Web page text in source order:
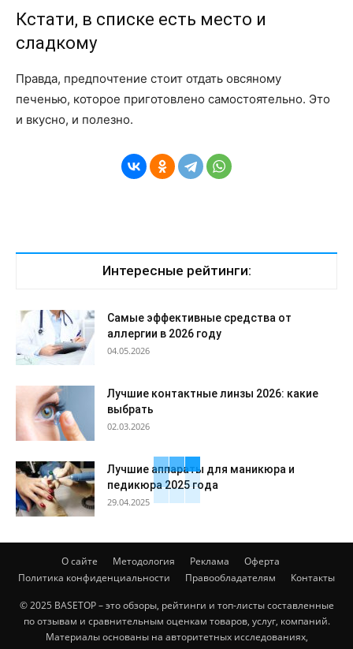
Кстати, в списке есть место и
сладкому
Правда, предпочтение стоит отдать овсяному
печенью, которое приготовлено самостоятельно. Это
и вкусно, и полезно.
Интересные рейтинги:
Самые эффективные средства от
аллергии в 2026 году
04.05.2026
Лучшие контактные линзы 2026: какие
выбрать
02.03.2026
Лучшие аппараты для маникюра и
педикюра 2025 года
29.04.2025
О сайте Методология Реклама
Оферта
Политика конфиденциальности
Правообладателям Контакты
© 2025 BASETOP – это обзоры, рейтинги и топ-листы составленные
по отзывам и сравнительным оценкам товаров, услуг, компаний.
Материалы основаны на авторитетных исследованиях,